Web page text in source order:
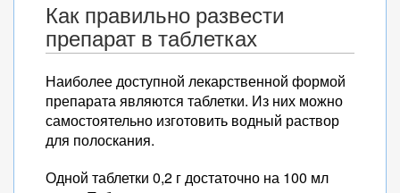
Как правильно развести
препарат в таблетках
Наиболее доступной лекарственной формой
препарата являются таблетки. Из них можно
самостоятельно изготовить водный раствор
для полоскания.
Одной таблетки 0,2 г достаточно на 100 мл